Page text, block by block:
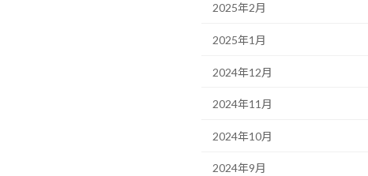
2025年2月
2025年1月
2024年12月
2024年11月
2024年10月
2024年9月